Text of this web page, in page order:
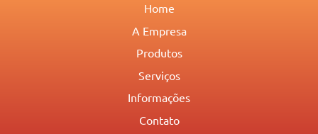
Home
A Empresa
Produtos
Serviços
Informações
Contato